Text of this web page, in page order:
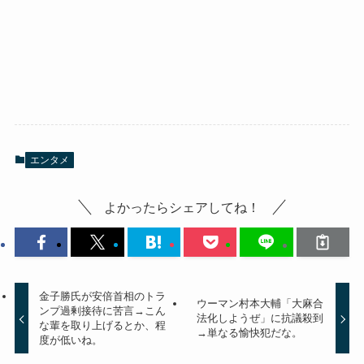
エンタメ
よかったらシェアしてね！
金子勝氏が安倍首相のトラ
ンプ過剰接待に苦言→こん
な輩を取り上げるとか、程
度が低いね。
ウーマン村本大輔「大麻合
法化しようぜ」に抗議殺到
→単なる愉快犯だな。